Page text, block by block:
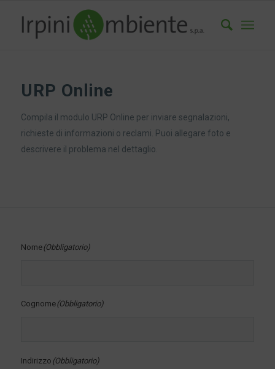
URP Online
Compila il modulo URP Online per inviare segnalazioni,
richieste di informazioni o reclami. Puoi allegare foto e
descrivere il problema nel dettaglio.
Nome(Obbligatorio)
Cognome(Obbligatorio)
Indirizzo (Obbligatorio)